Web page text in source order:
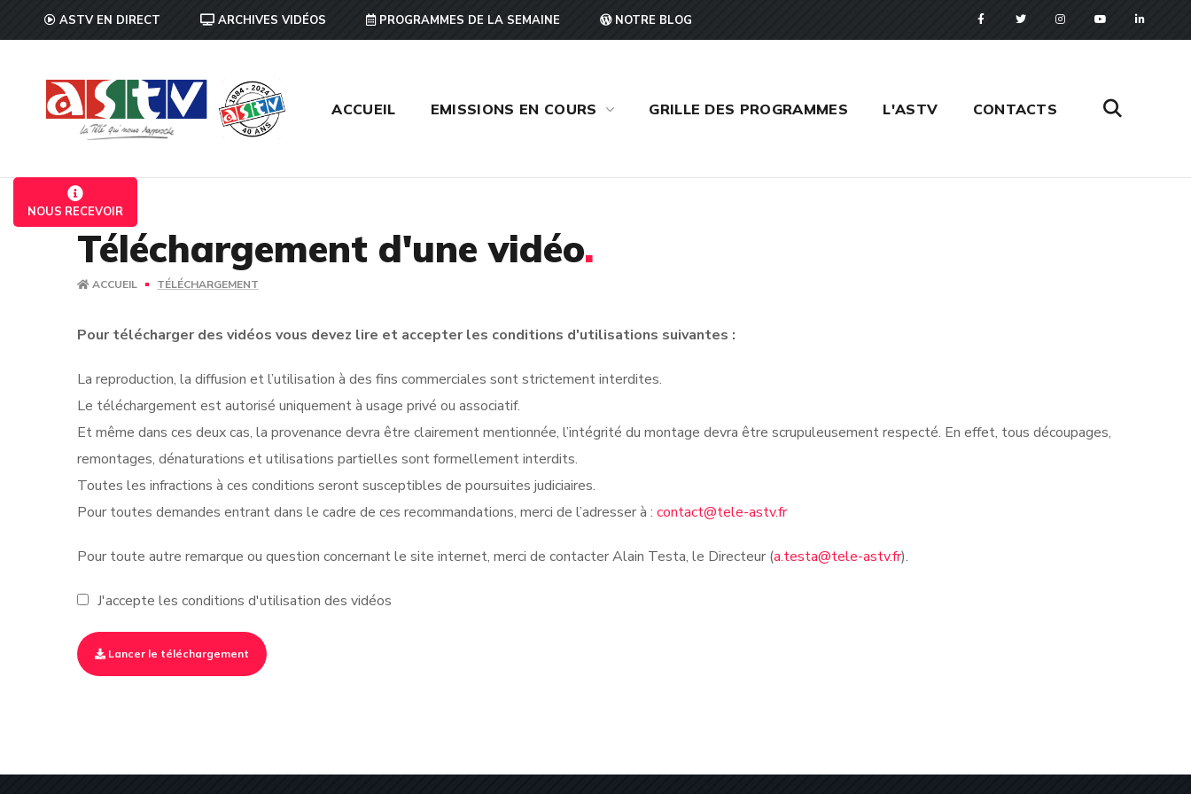
ASTV EN DIRECT ARCHIVES VIDÉOS PROGRAMMES DE LA SEMAINE NOTRE BLOG
ACCUEIL EMISSIONS EN COURS GRILLE DES PROGRAMMES L'ASTV CONTACTS
NOUS RECEVOIR
Téléchargement d'une vidéo.
ACCUEIL TÉLÉCHARGEMENT
Pour télécharger des vidéos vous devez lire et accepter les conditions d'utilisations suivantes :
La reproduction, la diffusion et l’utilisation à des fins commerciales sont strictement interdites.
Le téléchargement est autorisé uniquement à usage privé ou associatif.
Et même dans ces deux cas, la provenance devra être clairement mentionnée, l’intégrité du montage devra être scrupuleusement respecté. En effet, tous découpages,
remontages, dénaturations et utilisations partielles sont formellement interdits.
Toutes les infractions à ces conditions seront susceptibles de poursuites judiciaires.
Pour toutes demandes entrant dans le cadre de ces recommandations, merci de l’adresser à : contact@tele-astv.fr
Pour toute autre remarque ou question concernant le site internet, merci de contacter Alain Testa, le Directeur (a.testa@tele-astv.fr).
J'accepte les conditions d'utilisation des vidéos
Lancer le téléchargement